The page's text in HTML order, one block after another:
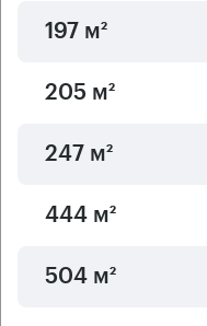
197 м²
205 м²
247 м²
444 м²
504 м²